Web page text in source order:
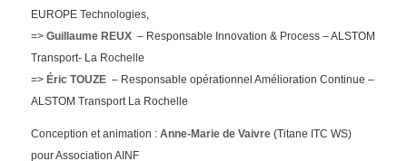
EUROPE Technologies,
=> Guillaume REUX– Responsable Innovation & Process – ALSTOM
Transport- La Rochelle
=> Éric TOUZE– Responsable opérationnel Amélioration Continue –
ALSTOM Transport La Rochelle
Conception et animation : Anne-Marie de Vaivre(Titane ITC WS)
pour Association AINF